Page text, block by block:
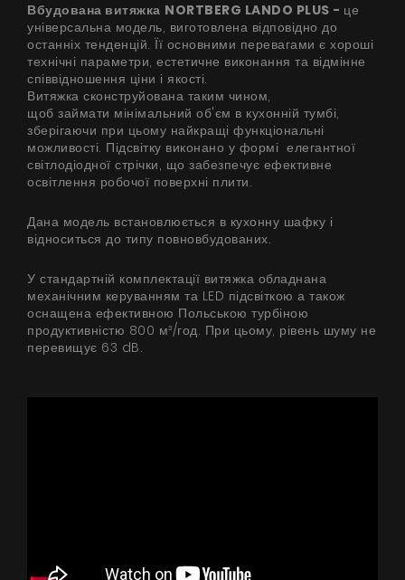
Вбудована витяжка NORTBERG LANDO PLUS - це
універсальна модель, виготовлена відповідно до
останніх тенденцій. Її основними перевагами є хороші
технічні параметри, естетичне виконання та відмінне
співвідношення ціни і якості.
Витяжка сконструйована таким чином,
щоб займати мінімальний об'єм в кухонній тумбі,
зберігаючи при цьому найкращі функціональні
можливості. Підсвітку виконано у формі елегантної
світлодіодної стрічки, що забезпечує ефективне
освітлення робочої поверхні плити.
Дана модель встановлюється в кухонну шафку і
відноситься до типу повновбудованих.
У стандартній комплектації витяжка обладнана
механічним керуванням та LED підсвіткою а також
оснащена ефективною Польською турбіною
продуктивністю 800 м³/год. При цьому, рівень шуму не
перевищує 63 dB.